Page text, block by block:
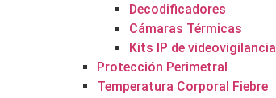
Decodificadores
Cámaras Térmicas
Kits IP de videovigilancia
Protección Perimetral
Temperatura Corporal Fiebre